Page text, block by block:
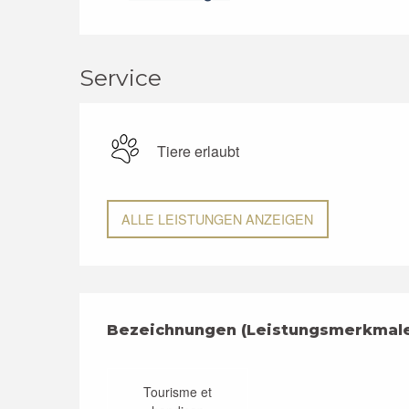
Service
Tiere erlaubt
ALLE LEISTUNGEN ANZEIGEN
Bezeichnungen
Bezeichnungen
Tourisme et